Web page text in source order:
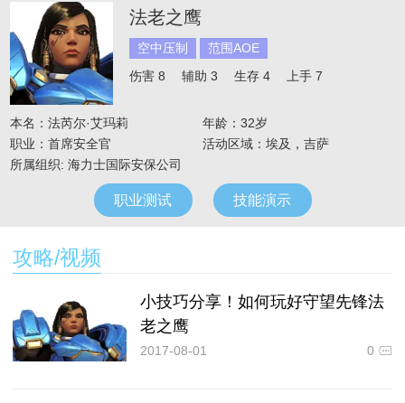
法老之鹰
空中压制 范围AOE
伤害 8 辅助 3 生存 4 上手 7
本名：法芮尔·艾玛莉
年龄：32岁
职业：首席安全官
活动区域：埃及，吉萨
所属组织: 海力士国际安保公司
职业测试 技能演示
攻略/视频
小技巧分享！如何玩好守望先锋法
老之鹰
2017-08-01 0